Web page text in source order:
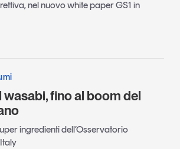
nel nuovo white paper GS1 in
wasabi, fino al boom del
ingredienti dell’Osservatorio